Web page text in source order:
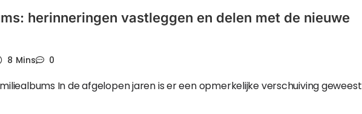
herinneringen vastleggen en delen met de nieuwe
8 Mins 0
In de afgelopen jaren is er een opmerkelijke verschuiving geweest